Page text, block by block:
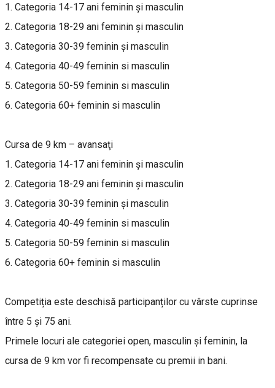
1. Categoria 14-17 ani feminin şi masculin
2. Categoria 18-29 ani feminin şi masculin
3. Categoria 30-39 feminin şi masculin
4. Categoria 40-49 feminin si masculin
5. Categoria 50-59 feminin si masculin
6. Categoria 60+ feminin si masculin
Cursa de 9 km – avansaţi
1. Categoria 14-17 ani feminin şi masculin
2. Categoria 18-29 ani feminin şi masculin
3. Categoria 30-39 feminin şi masculin
4. Categoria 40-49 feminin si masculin
5. Categoria 50-59 feminin si masculin
6. Categoria 60+ feminin si masculin
Competiția este deschisă participanților cu vârste cuprinse
între 5 și 75 ani.
Primele locuri ale categoriei open, masculin și feminin, la
cursa de 9 km vor fi recompensate cu premii in bani.